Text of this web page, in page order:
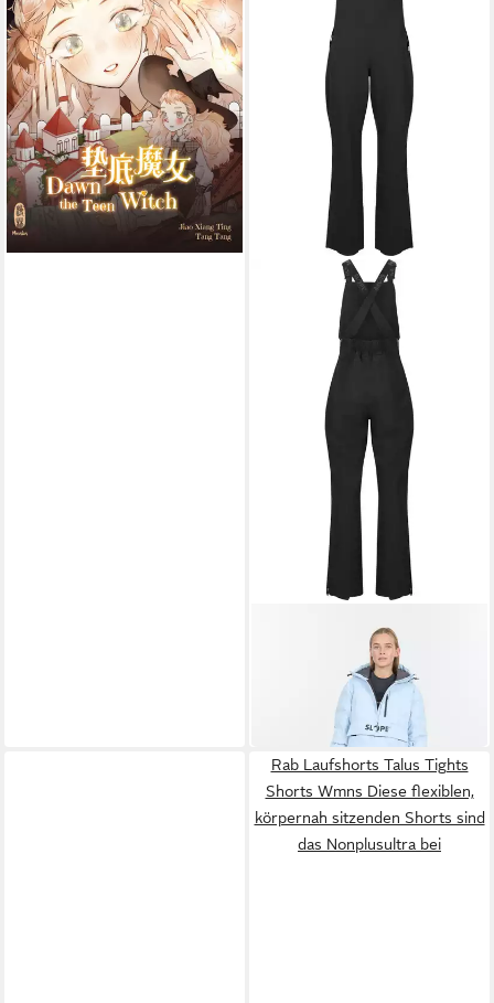
Funktionshose Kenwood W
Bib Pants W-PRO 15000
UVP 169,99 €
Rab Laufshorts Talus Tights
Shorts Wmns Diese flexiblen,
körpernah sitzenden Shorts sind
das Nonplusultra bei